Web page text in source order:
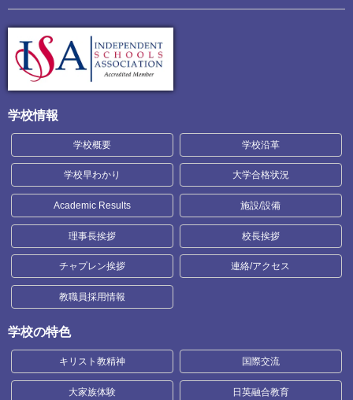
学校情報
学校概要 学校沿革
学校早わかり 大学合格状況
Academic Results 施設/設備
理事長挨拶 校長挨拶
チャプレン挨拶 連絡/アクセス
教職員採用情報
学校の特色
キリスト教精神 国際交流
大家族体験 日英融合教育